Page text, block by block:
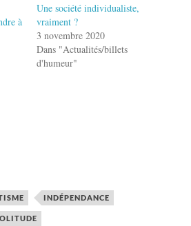
à
Une société individualiste,
vraiment ?
3 novembre 2020
Dans "Actualités/billets
d'humeur"
INDÉPENDANCE